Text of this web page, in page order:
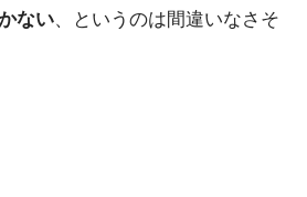
ない、というのは間違いなさそ